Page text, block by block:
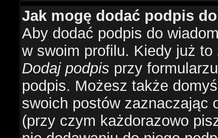
Jak mogę dodać podpis
Aby dodać podpis do
w swoim profilu. Kiedy już
Dodaj podpis przy
podpis. Możesz także
swoich postów zaznaczając
(przy czym każdorazowo